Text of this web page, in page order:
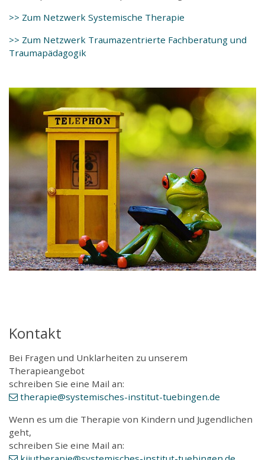
>> Zum Netzwerk Systemische Therapie
>> Zum Netzwerk Traumazentrierte Fachberatung und
Traumapädagogik
Kontakt
Bei Fragen und Unklarheiten zu unserem
Therapieangebot
schreiben Sie eine Mail an:
therapie@systemisches-institut-tuebingen.de
Wenn es um die Therapie von Kindern und Jugendlichen
geht,
schreiben Sie eine Mail an: